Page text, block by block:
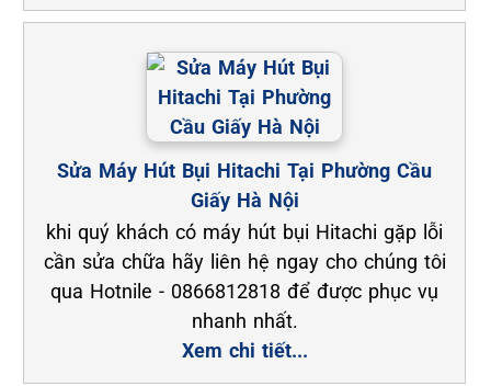
Sửa Máy Hút Bụi Hitachi Tại Phường Cầu
Giấy Hà Nội
khi quý khách có máy hút bụi Hitachi gặp lỗi
cần sửa chữa hãy liên hệ ngay cho chúng tôi
qua Hotnile - 0866812818 để được phục vụ
nhanh nhất.
Xem chi tiết...